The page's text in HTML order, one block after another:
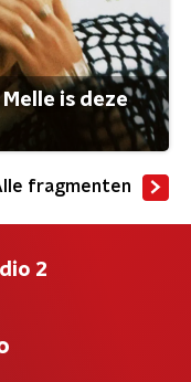
Melle is deze
fragmenten
2